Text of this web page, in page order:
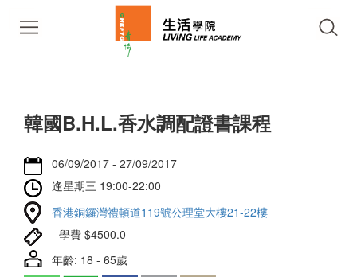
韓國B.H.L.香水調配證書課程
06/09/2017 - 27/09/2017
逢星期三 19:00-22:00
香港銅鑼灣禮頓道119號公理堂大樓21-22樓
- 學費 $4500.0
年齡: 18 - 65歲